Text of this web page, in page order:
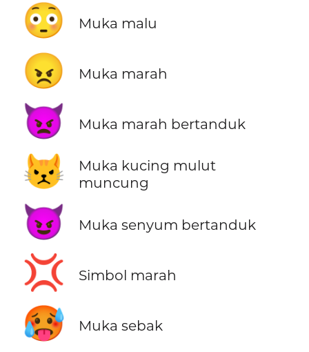
😳 Muka malu
😠 Muka marah
👿 Muka marah bertanduk
😾
Muka kucing mulut
muncung
😈 Muka senyum bertanduk
💢 Simbol marah
🥵 Muka sebak